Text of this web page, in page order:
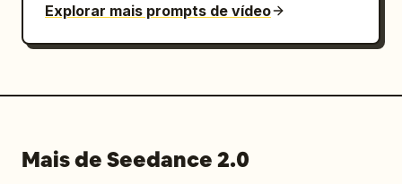
Explorar mais prompts de vídeo
Mais de Seedance 2.0